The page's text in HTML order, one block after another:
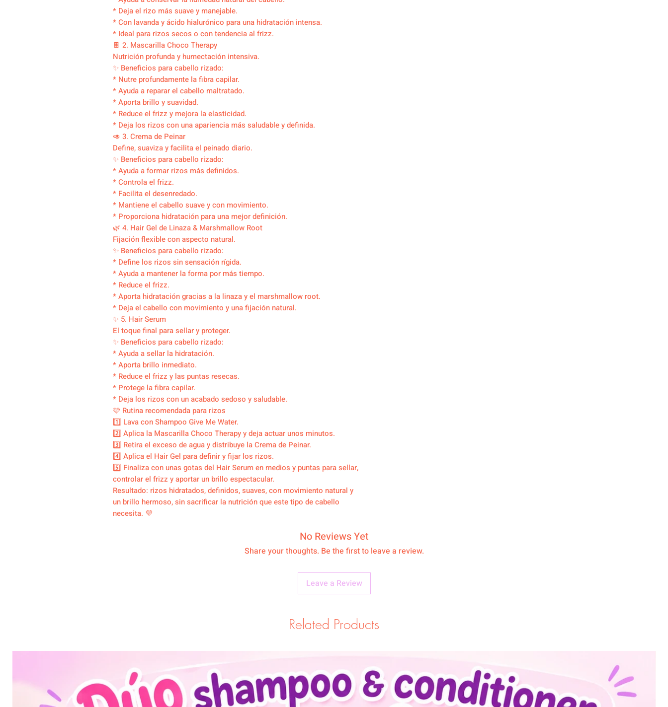
* Deja el rizo más suave y manejable.
* Con lavanda y ácido hialurónico para una hidratación intensa.
* Ideal para rizos secos o con tendencia al frizz.
🍫 2. Mascarilla Choco Therapy
Nutrición profunda y humectación intensiva.
✨ Beneficios para cabello rizado:
* Nutre profundamente la fibra capilar.
* Ayuda a reparar el cabello maltratado.
* Aporta brillo y suavidad.
* Reduce el frizz y mejora la elasticidad.
* Deja los rizos con una apariencia más saludable y definida.
🥑 3. Crema de Peinar
Define, suaviza y facilita el peinado diario.
✨ Beneficios para cabello rizado:
* Ayuda a formar rizos más definidos.
* Controla el frizz.
* Facilita el desenredado.
* Mantiene el cabello suave y con movimiento.
* Proporciona hidratación para una mejor definición.
🌿 4. Hair Gel de Linaza & Marshmallow Root
Fijación flexible con aspecto natural.
✨ Beneficios para cabello rizado:
* Define los rizos sin sensación rígida.
* Ayuda a mantener la forma por más tiempo.
* Reduce el frizz.
* Aporta hidratación gracias a la linaza y el marshmallow root.
* Deja el cabello con movimiento y una fijación natural.
✨ 5. Hair Serum
El toque final para sellar y proteger.
✨ Beneficios para cabello rizado:
* Ayuda a sellar la hidratación.
* Aporta brillo inmediato.
* Reduce el frizz y las puntas resecas.
* Protege la fibra capilar.
* Deja los rizos con un acabado sedoso y saludable.
🩷 Rutina recomendada para rizos
1️⃣ Lava con Shampoo Give Me Water.
2️⃣ Aplica la Mascarilla Choco Therapy y deja actuar unos minutos.
3️⃣ Retira el exceso de agua y distribuye la Crema de Peinar.
4️⃣ Aplica el Hair Gel para definir y fijar los rizos.
5️⃣ Finaliza con unas gotas del Hair Serum en medios y puntas para sellar,
controlar el frizz y aportar un brillo espectacular.
Resultado: rizos hidratados, definidos, suaves, con movimiento natural y
un brillo hermoso, sin sacrificar la nutrición que este tipo de cabello
necesita. 💜
No Reviews Yet
Share your thoughts. Be the first to leave a review.
Leave a Review
Related Products